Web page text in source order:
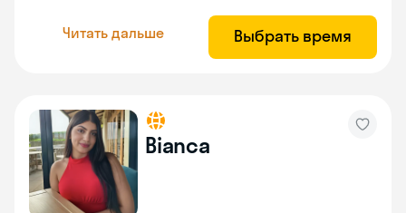
Читать дальше Выбрать время
Bianca